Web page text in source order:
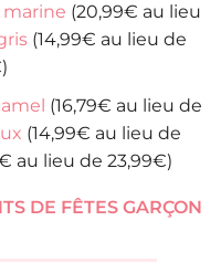
(20,99€ au lieu
(14,99€ au lieu de
(16,79€ au lieu de
(14,99€ au lieu de
au lieu de 23,99€)
DE FÊTES GARÇON